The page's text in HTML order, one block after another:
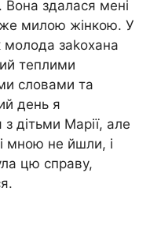
Вона здалася мені
милою жінкою. У
молода заkохана
теплими
словами та
день я
дітьми Марії, але
мною не йшли, і
цю справу,